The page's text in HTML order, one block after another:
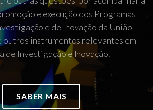
e execução dos Programas
e de Inovação da União
outros instrumentos relevantes em
de Investigação e Inovação.
SABER MAIS